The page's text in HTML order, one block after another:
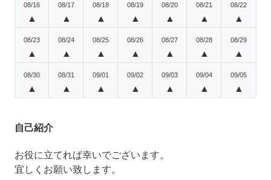
08/16
▲
08/17
▲
08/18
▲
08/19
▲
08/20
▲
08/21
▲
08/22
▲
08/23
▲
08/24
▲
08/25
▲
08/26
▲
08/27
▲
08/28
▲
08/29
▲
08/30
▲
08/31
▲
09/01
▲
09/02
▲
09/03
▲
09/04
▲
09/05
▲
自己紹介
お役に立てれば幸いでございます。
宜しくお願い致します。